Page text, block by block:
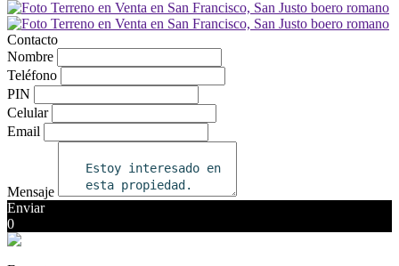
Contacto
Nombre
Teléfono
PIN
Celular
Email
Mensaje
Enviar
0